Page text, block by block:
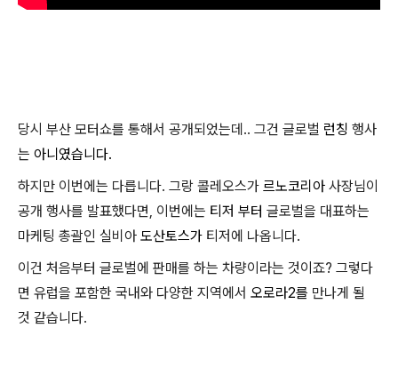
당시 부산 모터쇼를 통해서 공개되었는데.. 그건 글로벌 런칭 행사
는 아니였습니다.
하지만 이번에는 다릅니다. 그랑 콜레오스가 르노코리아 사장님이
공개 행사를 발표했다면, 이번에는 티저 부터 글로벌을 대표하는
마케팅 총괄인 실비아 도산토스가 티저에 나옵니다.
이건 처음부터 글로벌에 판매를 하는 차량이라는 것이죠? 그렇다
면 유럽을 포함한 국내와 다양한 지역에서 오로라2를 만나게 될
것 같습니다.